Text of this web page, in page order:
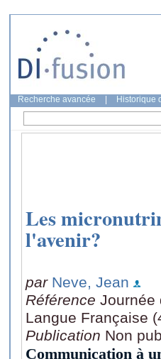
Recherche avancée Historique
Les
l'avenir?
par Neve, Jean
Référence Journée
Langue Française
Publication Non
Communication à